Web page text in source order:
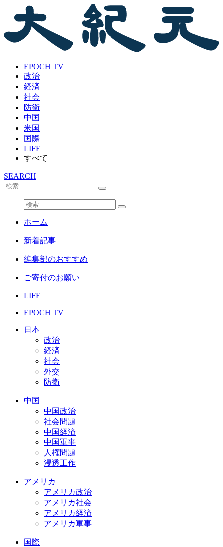
EPOCH TV
政治
経済
社会
防衛
中国
米国
国際
LIFE
すべて
SEARCH
ホーム
新着記事
編集部のおすすめ
ご寄付のお願い
LIFE
EPOCH TV
日本
政治
経済
社会
外交
防衛
中国
中国政治
社会問題
中国経済
中国軍事
人権問題
浸透工作
アメリカ
アメリカ政治
アメリカ社会
アメリカ経済
アメリカ軍事
国際